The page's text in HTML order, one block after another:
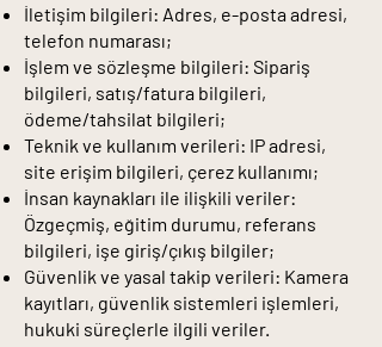
İletişim bilgileri: Adres, e-posta adresi,
telefon numarası;
İşlem ve sözleşme bilgileri: Sipariş
bilgileri, satış/fatura bilgileri,
ödeme/tahsilat bilgileri;
Teknik ve kullanım verileri: IP adresi,
site erişim bilgileri, çerez kullanımı;
İnsan kaynakları ile ilişkili veriler:
Özgeçmiş, eğitim durumu, referans
bilgileri, işe giriş/çıkış bilgiler;
Güvenlik ve yasal takip verileri: Kamera
kayıtları, güvenlik sistemleri işlemleri,
hukuki süreçlerle ilgili veriler.